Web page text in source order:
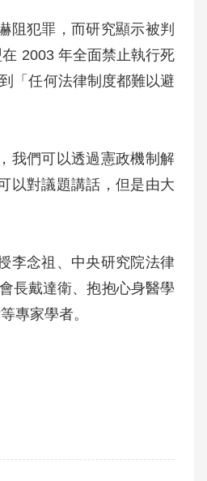
阻犯罪，而研究顯示被判
2003 年全面禁止執行死
「任何法律制度都難以避
我們可以透過憲政機制解
以對議題講話，但是由大
李念祖、中央研究院法律
長戴達衛、抱抱心身醫學
專家學者。